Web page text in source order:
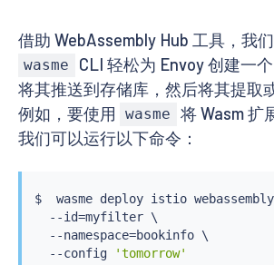
借助 WebAssembly Hub 工具，我
wasme
CLI 轻松为 Envoy 创建一个
将其推送到存储库，然后将其提取
例如，要使用
wasme
将 Wasm 扩
我们可以运行以下命令：
$  wasme deploy istio
  --id
=myfilter \
  --namespace
=bookinfo \
  --config
'tomorrow'